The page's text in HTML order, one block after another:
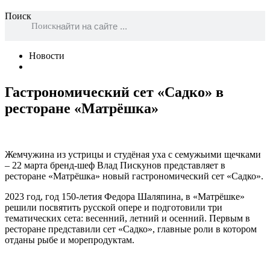
Поиск
Поиск
Новости
Гастрономический сет «Садко» в
ресторане «Матрёшка»
Жемчужина из устрицы и студёная уха с семужьими щечками
– 22 марта бренд-шеф Влад Пискунов представляет в
ресторане «Матрёшка» новый гастрономический сет «Садко».
2023 год, год 150-летия Федора Шаляпина, в «Матрёшке»
решили посвятить русской опере и подготовили три
тематических сета: весенний, летний и осенний. Первым в
ресторане представили сет «Садко», главные роли в котором
отданы рыбе и морепродуктам.